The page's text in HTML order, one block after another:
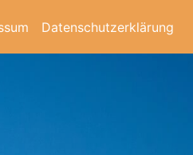
Datenschutzerklärung